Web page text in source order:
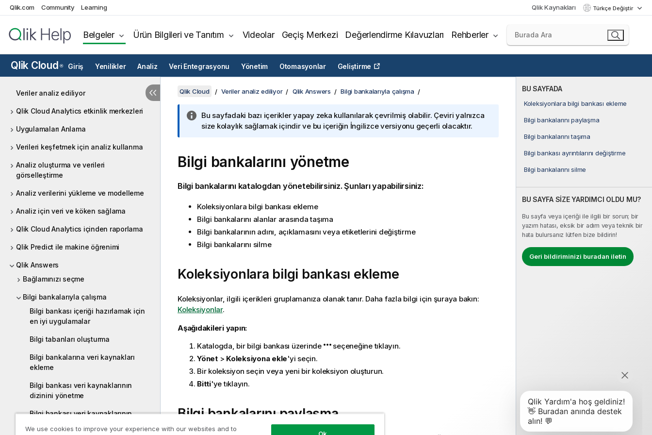
Qlik.com Community Learning Qlik Kaynakları Türkçe Değiştir
Belgeler Ürün Bilgileri ve Tanıtım Videolar Geçiş Merkezi Değerlendirme Kılavuzları Rehberler
Qlik Cloud ® Giriş Yenilikler Analiz Veri Entegrasyonu Yönetim Otomasyonlar Geliştirme
Veriler analiz ediliyor
Qlik Cloud Analytics etkinlik merkezleri
Uygulamaları Anlama
Verileri keşfetmek için analiz kullanma
Analiz oluşturma ve verileri
görselleştirme
Analiz verilerini yükleme ve modelleme
Analiz için veri ve köken sağlama
Qlik Cloud Analytics içinden raporlama
Qlik Predict ile makine öğrenimi
Qlik Answers
Bağlamınızı seçme
Bilgi bankalarıyla çalışma
Bilgi bankası içeriği hazırlamak için
en iyi uygulamalar
Bilgi tabanları oluşturma
Bilgi bankalarına veri kaynakları
ekleme
Bilgi bankası veri kaynaklarının
dizinini yönetme
Bilgi bankası veri kaynaklarının
BU SAYFADA
Koleksiyonlara bilgi bankası ekleme
Bilgi bankalarını paylaşma
Bilgi bankalarını taşıma
Bilgi bankası ayrıntılarını değiştirme
Bilgi bankalarını silme
BU SAYFA SİZE YARDIMCI OLDU MU?
Bu sayfa veya içeriği ile ilgili bir sorun; bir
yazım hatası, eksik bir adım veya teknik bir
hata bulursanız lütfen bize bildirin!
Geri bildiriminizi buradan iletin
Qlik Cloud Veriler analiz ediliyor Qlik Answers Bilgi bankalarıyla çalışma
Bu sayfadaki bazı içerikler yapay zeka kullanılarak çevrilmiş olabilir. Çeviri yalnızca
size kolaylık sağlamak içindir ve bu içeriğin İngilizce versiyonu geçerli olacaktır.
Bilgi bankalarını yönetme
Bilgi bankalarını katalogdan yönetebilirsiniz. Şunları yapabilirsiniz:
Koleksiyonlara bilgi bankası ekleme
Bilgi bankalarını alanlar arasında taşıma
Bilgi bankalarının adını, açıklamasını veya etiketlerini değiştirme
Bilgi bankalarını silme
Koleksiyonlara bilgi bankası ekleme
Koleksiyonlar, ilgili içerikleri gruplamanıza olanak tanır. Daha fazla bilgi için şuraya bakın:
Koleksiyonlar.
Aşağıdakileri yapın:
Katalogda, bir bilgi bankası üzerinde
seçeneğine tıklayın.
Yönet> Koleksiyona ekle'yi seçin.
Bir koleksiyon seçin veya yeni bir koleksiyon oluşturun.
Bitti'ye tıklayın.
Bilgi bankalarını paylaşma
We use cookies to improve your experience with our websites and to